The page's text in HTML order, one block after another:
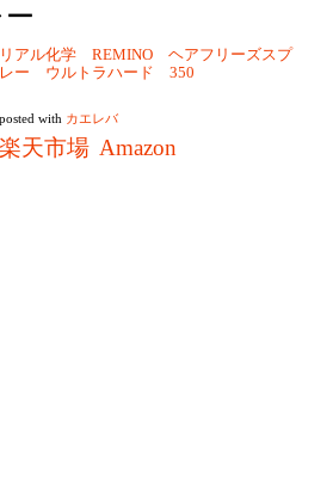
リアル化学 REMINO ヘアフリーズスプ
レー ウルトラハード 350
posted with カエレバ
楽天市場 Amazon